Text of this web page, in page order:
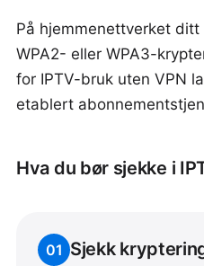
På hjemmenettverket
WPA2- eller WPA3-
for IPTV-bruk uten VPN
etablert
Hva du bør sjekke i
01 Sjekk